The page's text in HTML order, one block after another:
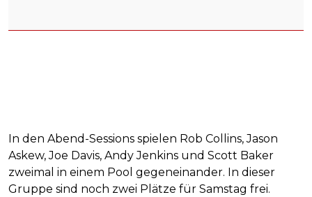
In den Abend-Sessions spielen Rob Collins, Jason
Askew, Joe Davis, Andy Jenkins und Scott Baker
zweimal in einem Pool gegeneinander. In dieser
Gruppe sind noch zwei Plätze für Samstag frei.